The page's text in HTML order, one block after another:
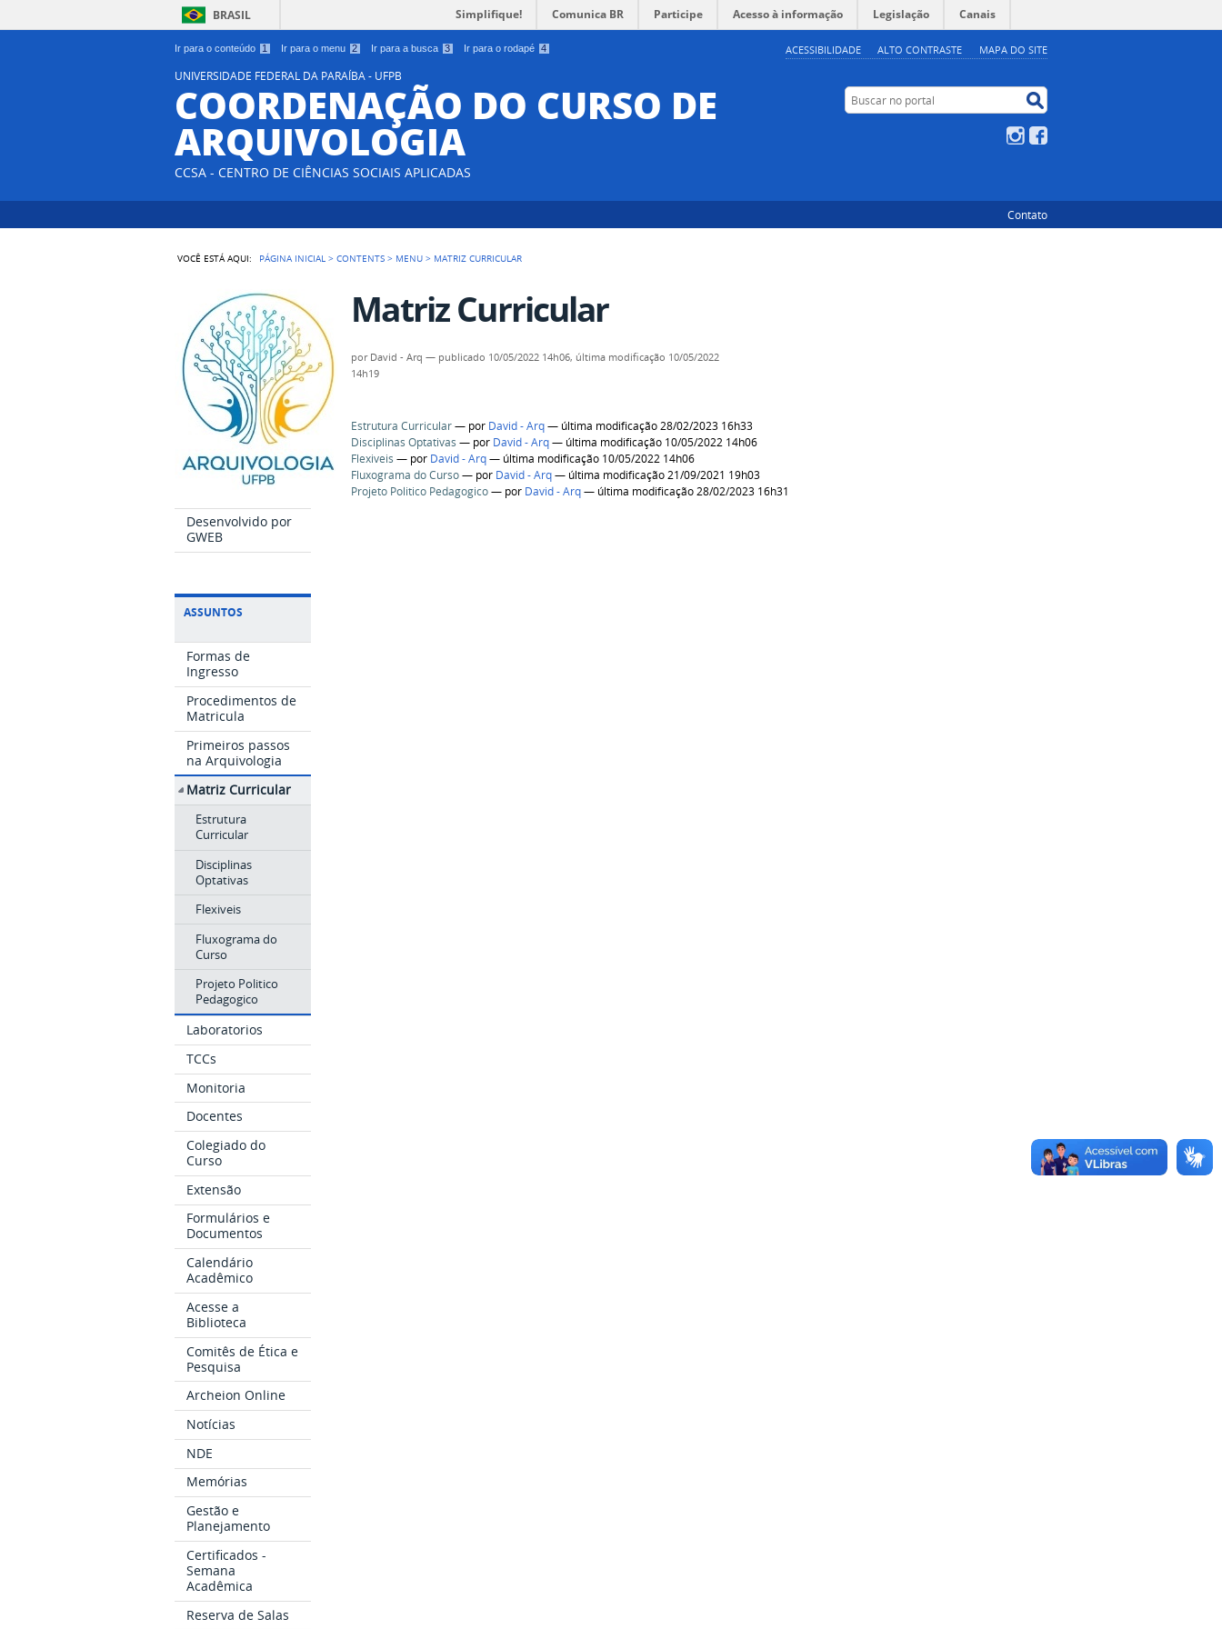
Ir para o conteúdo 1 Ir para o menu 2 Ir para a busca 3 Ir para o rodapé 4 ACESSIBILIDADE ALTO CONTRASTE MAPA DO SITE
BRASIL Simplifique! Comunica BR Participe Acesso à informação Legislação Canais
UNIVERSIDADE FEDERAL DA PARAÍBA - UFPB
COORDENAÇÃO DO CURSO DE
ARQUIVOLOGIA
CCSA - CENTRO DE CIÊNCIAS SOCIAIS APLICADAS
Buscar no portal
Instagram
Contato
VOCÊ ESTÁ AQUI: PÁGINA INICIAL >CONTENTS > MENU > MATRIZ CURRICULAR
Desenvolvido por
GWEB
ASSUNTOS
Formas de
Ingresso
Procedimentos de
Matricula
Primeiros passos
na Arquivologia
Matriz Curricular
Estrutura
Curricular
Disciplinas
Optativas
Flexiveis
Fluxograma do
Curso
Projeto Politico
Pedagogico
Laboratorios
TCCs
Monitoria
Docentes
Colegiado do
Curso
Extensão
Formulários e
Documentos
Calendário
Acadêmico
Acesse a
Biblioteca
Comitês de Ética e
Pesquisa
Archeion Online
Notícias
NDE
Memórias
Gestão e
Planejamento
Certificados -
Semana
Acadêmica
Reserva de Salas
Matriz Curricular
por David - Arq — publicado 10/05/2022 14h06, última modificação 10/05/2022
14h19
Estrutura Curricular— por David - Arq— última modificação 28/02/2023 16h33
Disciplinas Optativas — por David - Arq— última modificação 10/05/2022 14h06
Flexiveis — por David - Arq— última modificação 10/05/2022 14h06
Fluxograma do Curso— por David - Arq— última modificação 21/09/2021 19h03
Projeto Politico Pedagogico— por David - Arq— última modificação 28/02/2023 16h31